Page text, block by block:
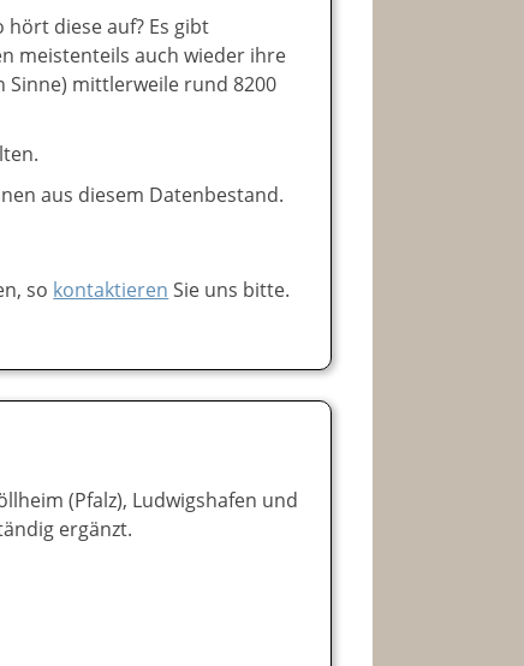
diese auf? Es gibt
meistenteils auch wieder ihre
Sinne) mittlerweile rund 8200
aus diesem Datenbestand.
so kontaktieren Sie uns bitte.
(Pfalz), Ludwigshafen und
ergänzt.